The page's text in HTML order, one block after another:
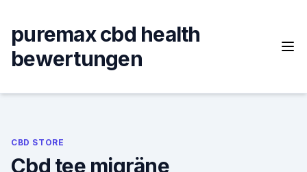
content
puremax cbd health
bewertungen
CBD STORE
Cbd tee migräne